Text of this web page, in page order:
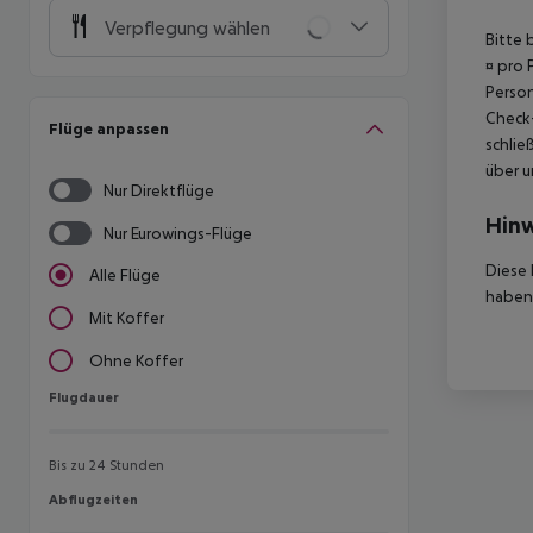
Verpflegung wählen
Flüge anpassen
Nur Direktflüge
Nur Eurowings-Flüge
Alle Flüge
Mit Koffer
Ohne Koffer
Flugdauer
Flugdauer
Bis zu 24 Stunden
Abflugzeiten
Abflugzeiten
Bitte
¤ pro
über
Diese